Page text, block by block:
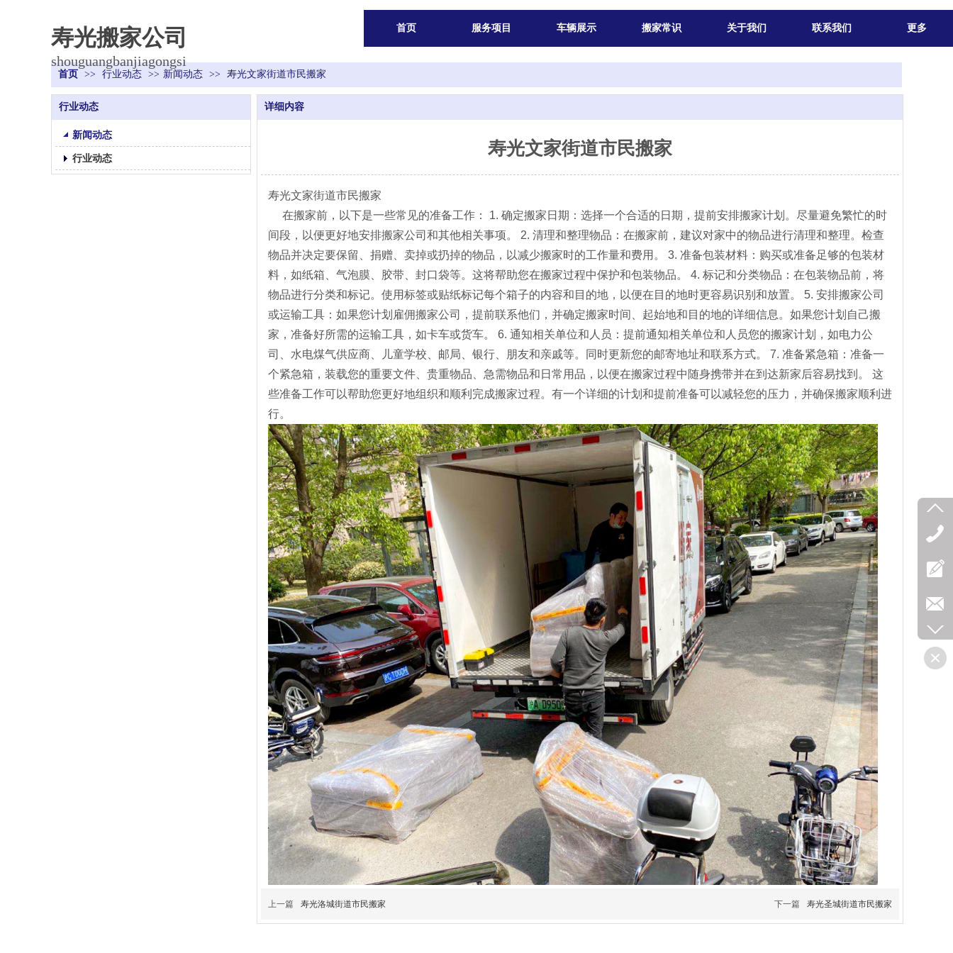
寿光搬家公司
shouguangbanjiagongsi
首页 服务项目 车辆展示 搬家常识 关于我们 联系我们 更多
首页 >> 行业动态 >> 新闻动态 >> 寿光文家街道市民搬家
行业动态
新闻动态
行业动态
详细内容
寿光文家街道市民搬家
寿光文家街道市民搬家
在搬家前，以下是一些常见的准备工作： 1. 确定搬家日期：选择一个合适的日期，提前安排搬家计划。尽量避免繁忙的时
间段，以便更好地安排搬家公司和其他相关事项。 2. 清理和整理物品：在搬家前，建议对家中的物品进行清理和整理。检查
物品并决定要保留、捐赠、卖掉或扔掉的物品，以减少搬家时的工作量和费用。 3. 准备包装材料：购买或准备足够的包装材
料，如纸箱、气泡膜、胶带、封口袋等。这将帮助您在搬家过程中保护和包装物品。 4. 标记和分类物品：在包装物品前，将
物品进行分类和标记。使用标签或贴纸标记每个箱子的内容和目的地，以便在目的地时更容易识别和放置。 5. 安排搬家公司
或运输工具：如果您计划雇佣搬家公司，提前联系他们，并确定搬家时间、起始地和目的地的详细信息。如果您计划自己搬
家，准备好所需的运输工具，如卡车或货车。 6. 通知相关单位和人员：提前通知相关单位和人员您的搬家计划，如电力公
司、水电煤气供应商、儿童学校、邮局、银行、朋友和亲戚等。同时更新您的邮寄地址和联系方式。 7. 准备紧急箱：准备一
个紧急箱，装载您的重要文件、贵重物品、急需物品和日常用品，以便在搬家过程中随身携带并在到达新家后容易找到。 这
些准备工作可以帮助您更好地组织和顺利完成搬家过程。有一个详细的计划和提前准备可以减轻您的压力，并确保搬家顺利进
行。
上一篇 寿光洛城街道市民搬家 下一篇 寿光圣城街道市民搬家